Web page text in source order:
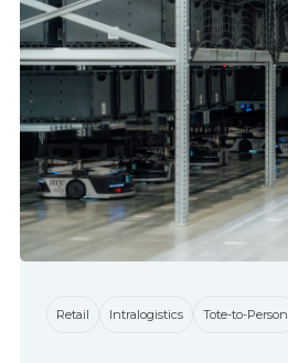
Retail Intralogistics Tote-to-Person